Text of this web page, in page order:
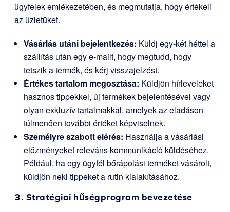
ügyfelek emlékezetében, és megmutatja, hogy értékeli
az üzletüket.
Vásárlás utáni bejelentkezés: Küldj egy-két héttel a
szállítás után egy e-mailt, hogy megtudd, hogy
tetszik a termék, és kérj visszajelzést.
Értékes tartalom megosztása: Küldjön hírleveleket
hasznos tippekkel, új termékek bejelentésével vagy
olyan exkluzív tartalmakkal, amelyek az eladáson
túlmenően további értéket képviselnek.
Személyre szabott elérés: Használja a vásárlási
előzményeket releváns kommunikáció küldéséhez.
Például, ha egy ügyfél bőrápolási terméket vásárolt,
küldjön neki tippeket a rutin kialakításához.
3. Stratégiai hűségprogram bevezetése